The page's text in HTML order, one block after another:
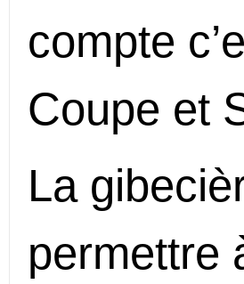
compte
Coupe et
La
permettre